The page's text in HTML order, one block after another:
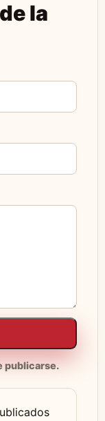
la
publicarse.